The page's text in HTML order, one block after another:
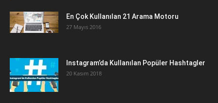
En Çok Kullanılan 21 Arama Motoru
27 Mayıs 2016
Instagram’da Kullanılan Popüler Hashtagler
20 Kasım 2018